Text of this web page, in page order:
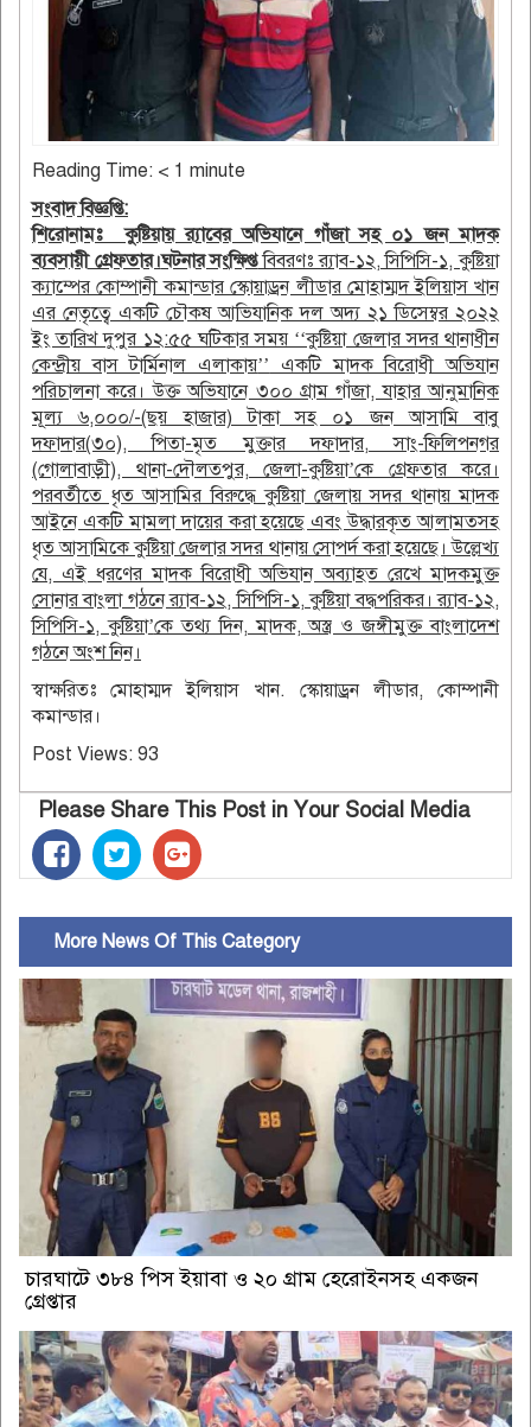
Reading Time: < 1 minute
সংবাদ বিজ্ঞপ্তি:
শিরোনামঃ কুষ্টিয়ায় র‌্যাবের অভিযানে গাঁজা সহ ০১ জন মাদক
ব্যবসায়ী গ্রেফতার।ঘটনার সংক্ষিপ্তবিবরণঃ র‌্যাব-১২, সিপিসি-১, কুষ্টিয়া
ক্যাম্পের কোম্পানী কমান্ডার স্কোয়াড্রন লীডার মোহাম্মদ ইলিয়াস খান
এর নেতৃত্বে একটি চৌকষ আভিযানিক দল অদ্য ২১ ডিসেম্বর ২০২২
ইং তারিখ দুপুর ১২:৫৫ ঘটিকার সময় ‘‘কুষ্টিয়া জেলার সদর থানাধীন
কেন্দ্রীয় বাস টার্মিনাল এলাকায়’’ একটি মাদক বিরোধী অভিযান
পরিচালনা করে। উক্ত অভিযানে ৩০০ গ্রাম গাঁজা, যাহার আনুমানিক
মূল্য ৬,০০০/-(ছয় হাজার) টাকা সহ ০১ জন আসামি বাবু
দফাদার(৩০), পিতা-মৃত মুক্তার দফাদার, সাং-ফিলিপনগর
(গোলাবাড়ী), থানা-দৌলতপুর, জেলা-কুষ্টিয়া’কে গ্রেফতার করে।
পরবর্তীতে ধৃত আসামির বিরুদ্ধে কুষ্টিয়া জেলায় সদর থানায় মাদক
আইনে একটি মামলা দায়ের করা হয়েছে এবং উদ্ধারকৃত আলামতসহ
ধৃত আসামিকে কুষ্টিয়া জেলার সদর থানায় সোপর্দ করা হয়েছে। উল্লেখ্য
যে, এই ধরণের মাদক বিরোধী অভিযান অব্যাহত রেখে মাদকমুক্ত
সোনার বাংলা গঠনে র‌্যাব-১২, সিপিসি-১, কুষ্টিয়া বদ্ধপরিকর। র‌্যাব-১২,
সিপিসি-১, কুষ্টিয়া’কে তথ্য দিন, মাদক, অস্ত্র ও জঙ্গীমুক্ত বাংলাদেশ
গঠনে অংশ নিন।
স্বাক্ষরিতঃ মোহাম্মদ ইলিয়াস খান. স্কোয়াড্রন লীডার, কোম্পানী
কমান্ডার।
Post Views: 93
Please Share This Post in Your Social Media
More News Of This Category
চারঘাটে ৩৮৪ পিস ইয়াবা ও ২০ গ্রাম হেরোইনসহ একজন
গ্রেপ্তার